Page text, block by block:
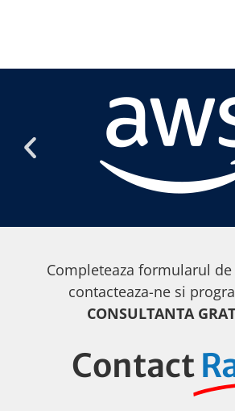
Completeaza formularul
contacteaza-ne si
CONSULTANTA
Contact